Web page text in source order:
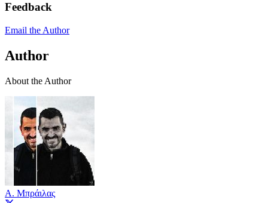
Feedback
Email the Author
Author
About the Author
Α. Μπράιλας